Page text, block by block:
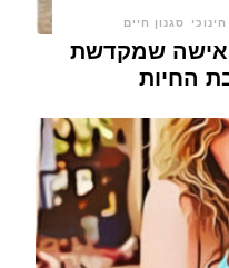
סגנון חיים
שמקדשת
החיות